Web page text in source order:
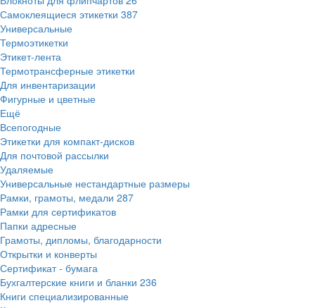
Самоклеящиеся этикетки 387
Универсальные
Термоэтикетки
Этикет-лента
Термотрансферные этикетки
Для инвентаризации
Фигурные и цветные
Ещё
Всепогодные
Этикетки для компакт-дисков
Для почтовой рассылки
Удаляемые
Универсальные нестандартные размеры
Рамки, грамоты, медали 287
Рамки для сертификатов
Папки адресные
Грамоты, дипломы, благодарности
Открытки и конверты
Сертификат - бумага
Бухгалтерские книги и бланки 236
Книги специализированные